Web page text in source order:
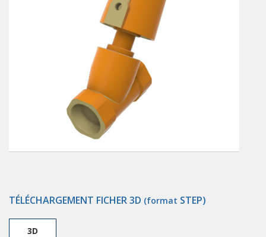
Traitements d'air - Accessoires
Traitements d'air - Ioniseurs
Traitements d'air compacts
TÉLÉCHARGEMENT FICHER 3D (format STEP)
3D